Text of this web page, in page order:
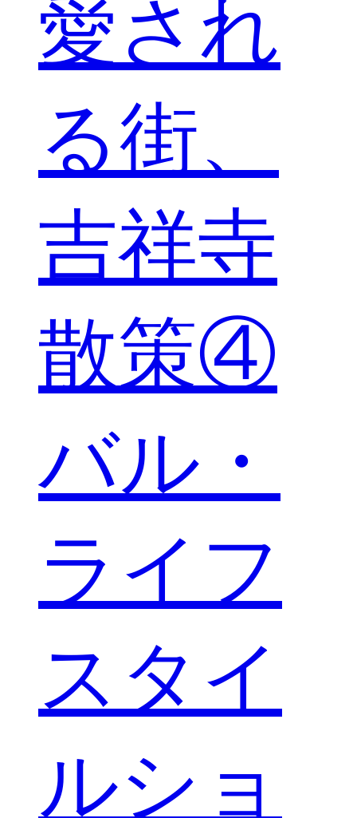
愛され
る街、
吉祥寺
散策④
バル・
ライフ
スタイ
ルショ